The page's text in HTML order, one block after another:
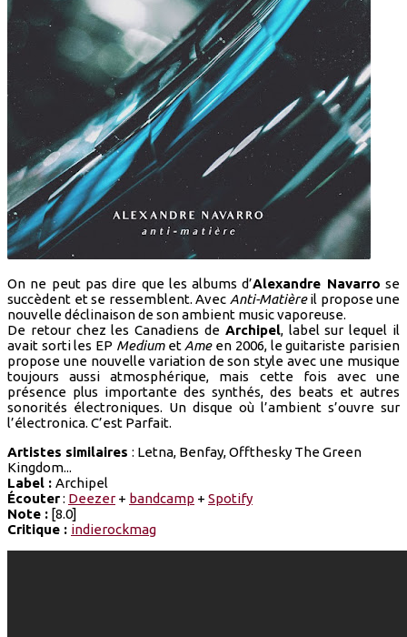
On ne peut pas dire que les albums d’Alexandre Navarro se
succèdent et se ressemblent. Avec Anti-Matièreil propose une
nouvelle déclinaison de son ambient music vaporeuse.
De retour chez les Canadiens de Archipel, label sur lequel il
avait sorti les EP Medium et Ameen 2006, le guitariste parisien
propose une nouvelle variation de son style avec une musique
toujours aussi atmosphérique, mais cette fois avec une
présence plus importante des synthés, des beats et autres
sonorités électroniques. Un disque où l’ambient s’ouvre sur
l’électronica. C’est Parfait.
Artistes similaires : Letna, Benfay, Offthesky The Green
Kingdom...
Label : Archipel
Écouter: Deezer+ bandcamp + Spotify
Note : [8.0]
Critique : indierockmag